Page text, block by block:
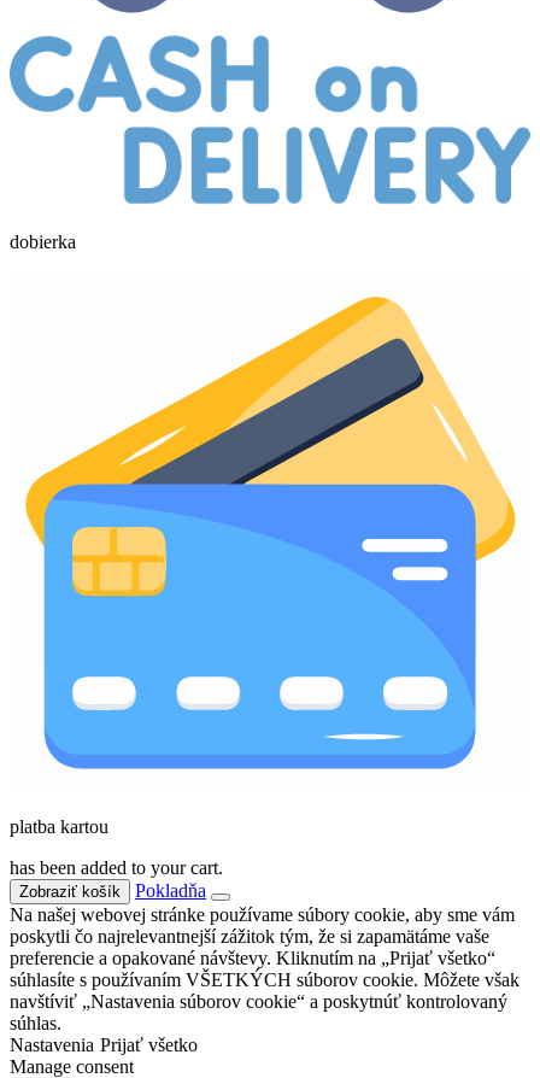
dobierka
platba kartou
has been added to your cart.
Zobraziť košík
Pokladňa
Na našej webovej stránke používame súbory cookie, aby sme vám
poskytli čo najrelevantnejší zážitok tým, že si zapamätáme vaše
preferencie a opakované návštevy. Kliknutím na „Prijať všetko“
súhlasíte s používaním VŠETKÝCH súborov cookie. Môžete však
navštíviť „Nastavenia súborov cookie“ a poskytnúť kontrolovaný
súhlas.
Nastavenia Prijať všetko
Manage consent